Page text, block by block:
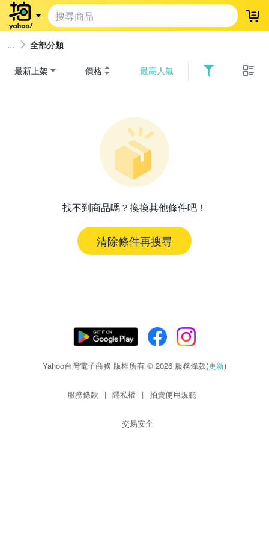
登
全部分類
最新上架 價格 最高人氣
找不到商品嗎？換換其他條件吧！
清除條件再搜尋
Yahoo台灣電子商務 版權所有 © 2026 服務條款(更新)
服務條款 | 隱私權 | 拍賣使用規範
交易安全